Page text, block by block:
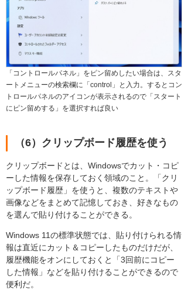
「コントロールパネル」をピン留めしたい場合は、スタ
ートメニューの検索欄に「control」と入力。するとコン
トロールパネルのアイコンが表示されるので「スタート
にピン留めする」を選択すれば良い
（6）クリップボード履歴を使う
クリップボードとは、Windowsでカット・コピ
ーした情報を保存しておく領域のこと。「クリ
ップボード履歴」を使うと、複数のテキストや
画像などをまとめて記憶しておき、好きなもの
を選んで貼り付けることができる。
Windows 11の標準状態では、貼り付けられる情
報は直近にカット＆コピーしたものだけだが、
履歴機能をオンにしておくと「3回前にコピー
した情報」などを貼り付けることができるので
便利だ。